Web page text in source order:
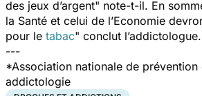
des jeux d’argent" note-t-il. En
la Santé et celui de l’Economie
pour le tabac" conclut l’addictologue.
---
*Association nationale de
addictologie